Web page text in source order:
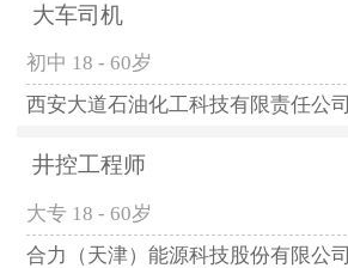
大车司机
初中 18 - 60岁
西安大道石油化工科技有限责任公司
井控工程师
大专 18 - 60岁
合力（天津）能源科技股份有限公司